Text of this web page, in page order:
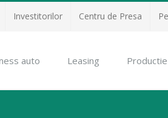
Investitorilor Centru de Presa
auto Leasing Productie